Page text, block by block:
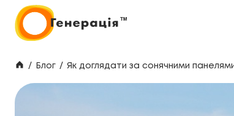
/ Блог / Як доглядати за сонячними